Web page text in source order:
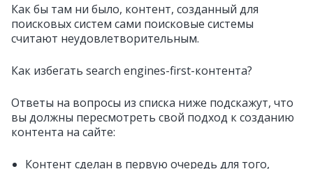
Как бы там ни было, контент, созданный для
поисковых систем сами поисковые системы
считают неудовлетворительным.
Как избегать search engines-first-контента?
Ответы на вопросы из списка ниже подскажут, что
вы должны пересмотреть свой подход к созданию
контента на сайте:
Контент сделан в первую очередь для того,